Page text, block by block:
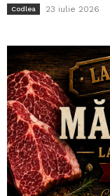
Codlea 23 iulie 2026